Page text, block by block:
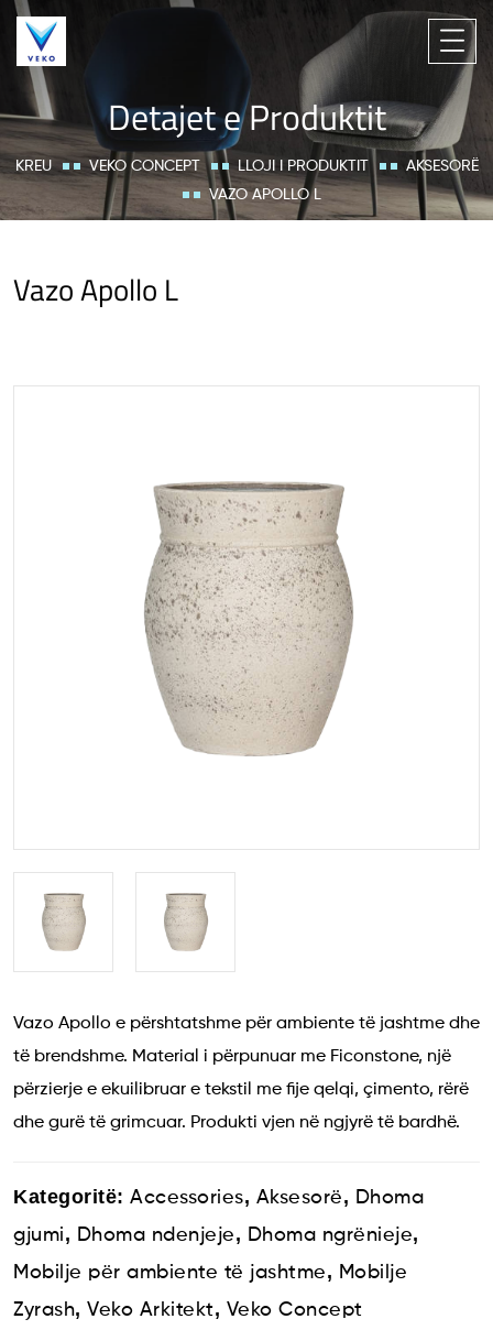
Detajet e Produktit
KREU VEKO CONCEPT LLOJI I PRODUKTIT
AKSESORË
VAZO APOLLO L
Vazo Apollo L
Vazo Apollo e përshtatshme për ambiente të jashtme dhe
të brendshme. Material i përpunuar me Ficonstone, një
përzierje e ekuilibruar e tekstil me fije qelqi, çimento, rërë
dhe gurë të grimcuar. Produkti vjen në ngjyrë të bardhë.
Kategoritë: Accessories, Aksesorë, Dhoma
gjumi, Dhoma ndenjeje, Dhoma ngrënieje,
Mobilje për ambiente të jashtme, Mobilje
Zyrash, Veko Arkitekt, Veko Concept